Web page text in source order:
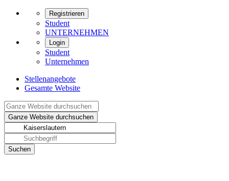
Registrieren
Student
UNTERNEHMEN
Login
Student
Unternehmen
Stellenangebote
Gesamte Website